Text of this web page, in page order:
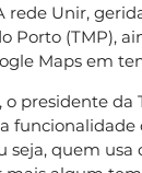
rede Unir,
Porto (TMP),
Maps em
o presidente da
funcionalidade
seja, quem